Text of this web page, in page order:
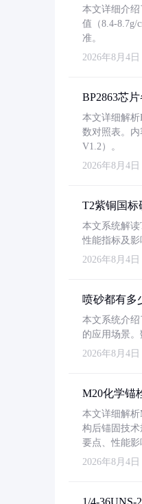
本文详细介
值（8.4-8.7g/
准。
2026年8月4日
BP2863芯
本文详细解
数对照表。
V1.2）。
2026年8月4日
T2紫铜国标
本文系统解读
性能指标及影
2026年8月4日
喷砂都有多
本文系统介
的应用场景
2026年8月4日
M20化学锚
本文详细解
构后锚固技术
要点、性能影
2026年8月4日
1/4-